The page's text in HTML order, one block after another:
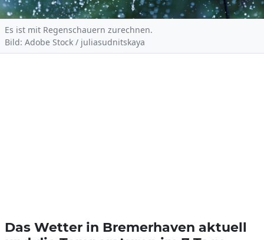
Es ist mit Regenschauern zurechnen.
Bild: Adobe Stock / juliasudnitskaya
Das Wetter in Bremerhaven aktuell